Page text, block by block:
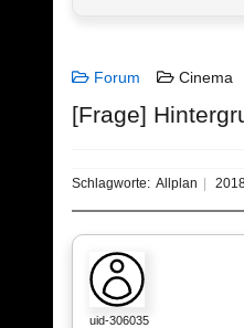
Forum Cinema
[Frage]
Schlagworte: Allplan
uid-306035